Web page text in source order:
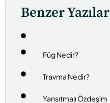
Benzer Yazılar
Füg Nedir?
Travma Nedir?
Yansıtmalı Özdeşim